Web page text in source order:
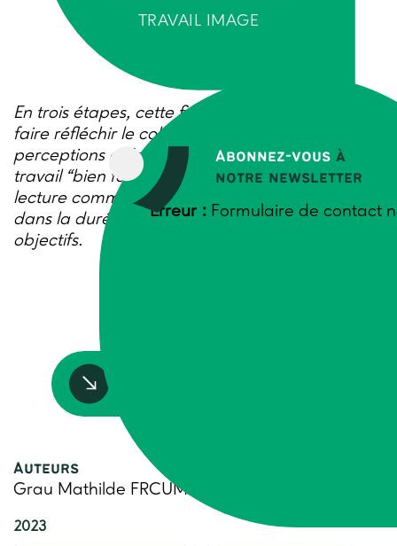
Abonnez-vous à
notre newsletter
Erreur : Formulaire de contact
TRAVAIL IMAGE
En trois étapes, cette fiche méthode propose de
faire réfléchir le collectif sur les différentes
perceptions qu’ont les individus de ce qu’est un
travail “bien fait” et d’aboutir à une grille de
lecture commune nécessaire à la réalisation
dans la durée d’un projet et à l’atteinte de ses
objectifs.
Auteurs
Grau Mathilde FRCUMA AuRA
2023